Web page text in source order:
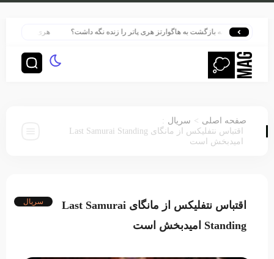
چگونه بازگشت به هاگوارتز هری پاتر را زنده نگه داشت؟ هری پاتر در قلب
صفحه اصلی > سریال :
اقتباس نتفلیکس از مانگای Last Samurai Standing
امیدبخش است
اقتباس نتفلیکس از مانگای Last Samurai
Standing امیدبخش است
سریال